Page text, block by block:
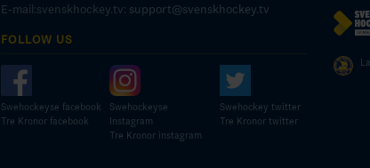
E-mail:svenskhockey.tv: support@svenskhockey.tv
FOLLOW US
Swehockeyse facebook
Tre Kronor facebook
Swehockeyse
Instagram
Tre Kronor instagram
Swehockey twitter
Tre Kronor twitter